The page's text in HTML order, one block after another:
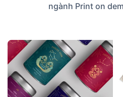
ngành Print on